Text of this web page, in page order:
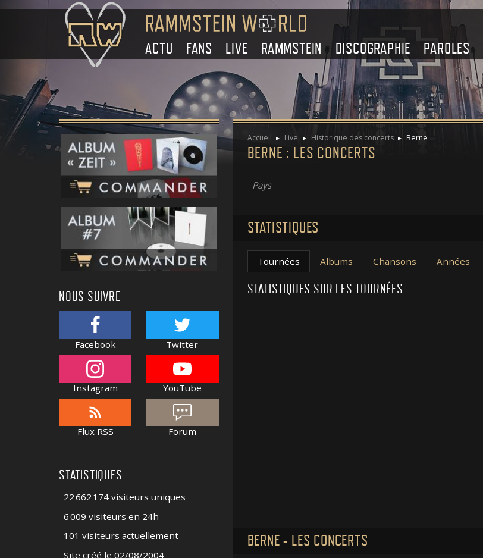
ACTU FANS LIVE RAMMSTEIN DISCOGRAPHIE PAROLES
Accueil Live Historique des concerts Berne
BERNE : LES CONCERTS
Pays
STATISTIQUES
Tournées Albums Chansons Années
STATISTIQUES SUR LES TOURNÉES
BERNE - LES CONCERTS
NOUS SUIVRE
Facebook Twitter
Instagram YouTube
Flux RSS Forum
STATISTIQUES
22 662 174 visiteurs uniques
6 009 visiteurs en 24h
101 visiteurs actuellement
Site créé le 02/08/2004